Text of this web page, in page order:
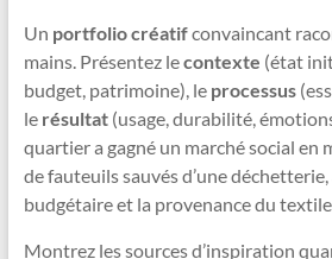
Un portfolio créatifconvaincant
mains. Présentez lecontexte (état
budget, patrimoine), le processus
le résultat(usage, durabilité,
quartier a gagné un marché social en
de fauteuils sauvés d’une
budgétaire et la provenance du
Montrez les sources d’inspiration